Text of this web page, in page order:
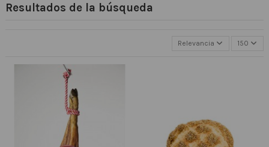
Resultados de la búsqueda
Relevancia 150